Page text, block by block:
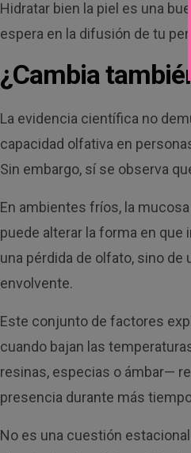
Hidratar bien la piel es una
espera en la difusión de tu
¿Cambia
La evidencia científica no
capacidad olfativa en
Sin embargo, sí se observa
En ambientes fríos, la
puede alterar la forma en
una pérdida de olfato, sino
envolvente.
Este conjunto de factores
cuando bajan las
resinas, especias o ámbar—
presencia durante más
No es una cuestión